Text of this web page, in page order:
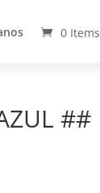
0 Items
0 Items
##